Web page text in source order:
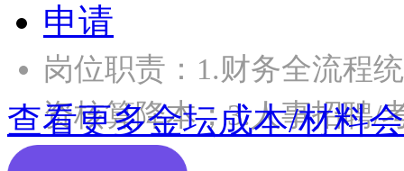
申请
岗位职责：1.财务全流程
资核算降本；3.人事招聘
查看更多金坛成本/材料